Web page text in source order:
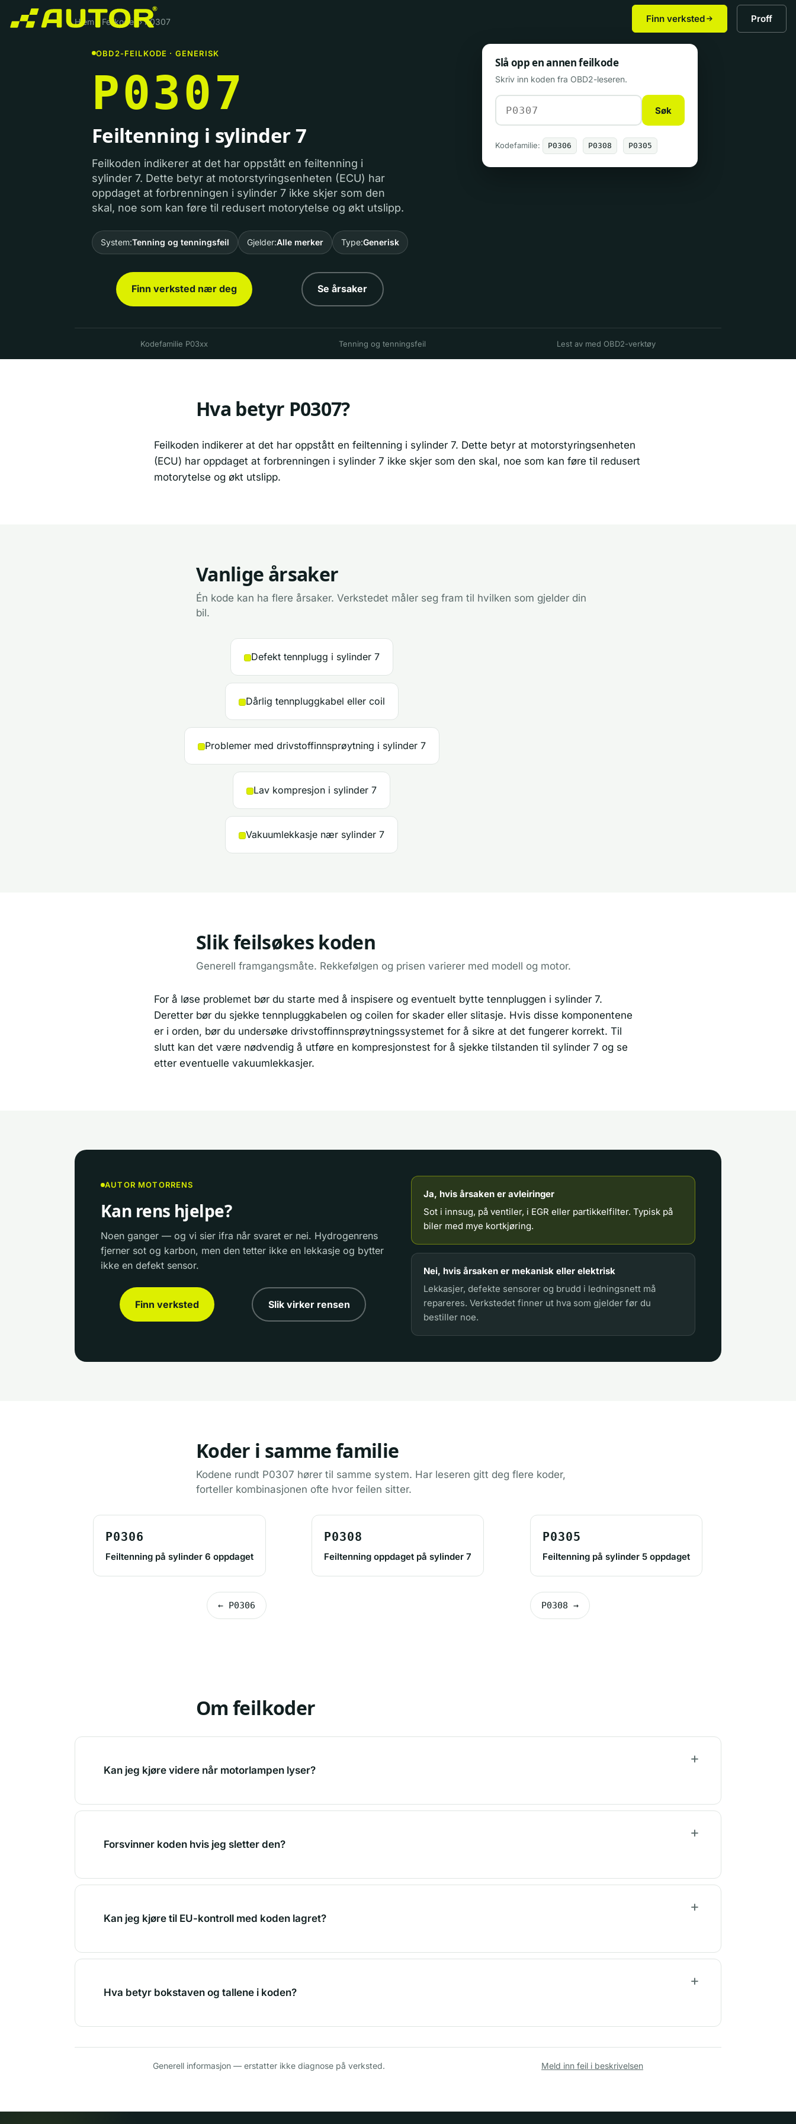
Finn verksted Proff
Hjem Feilkoder ›P0307
OBD2-FEILKODE · GENERISK
P0307
Feiltenning i sylinder 7
Feilkoden indikerer at det har oppstått en feiltenning i
sylinder 7. Dette betyr at motorstyringsenheten (ECU) har
oppdaget at forbrenningen i sylinder 7 ikke skjer som den
skal, noe som kan føre til redusert motorytelse og økt utslipp.
System:Tenning og tenningsfeil Gjelder:Alle merker Type:Generisk
Finn verksted nær deg Se årsaker
Slå opp en annen feilkode
Skriv inn koden fra OBD2-leseren.
Søk
Kodefamilie: P0306 P0308 P0305
Kodefamilie P03xx Tenning og tenningsfeil Lest av med OBD2-verktøy
Hva betyr P0307?
Feilkoden indikerer at det har oppstått en feiltenning i sylinder 7. Dette betyr at motorstyringsenheten
(ECU) har oppdaget at forbrenningen i sylinder 7 ikke skjer som den skal, noe som kan føre til redusert
motorytelse og økt utslipp.
Vanlige årsaker
Én kode kan ha flere årsaker. Verkstedet måler seg fram til hvilken som gjelder din
bil.
Defekt tennplugg i sylinder 7
Dårlig tennpluggkabel eller coil
Problemer med drivstoffinnsprøytning i sylinder 7
Lav kompresjon i sylinder 7
Vakuumlekkasje nær sylinder 7
Slik feilsøkes koden
Generell framgangsmåte. Rekkefølgen og prisen varierer med modell og motor.
For å løse problemet bør du starte med å inspisere og eventuelt bytte tennpluggen i sylinder 7.
Deretter bør du sjekke tennpluggkabelen og coilen for skader eller slitasje. Hvis disse komponentene
er i orden, bør du undersøke drivstoffinnsprøytningssystemet for å sikre at det fungerer korrekt. Til
slutt kan det være nødvendig å utføre en kompresjonstest for å sjekke tilstanden til sylinder 7 og se
etter eventuelle vakuumlekkasjer.
AUTOR MOTORRENS
Kan rens hjelpe?
Noen ganger — og vi sier ifra når svaret er nei. Hydrogenrens
fjerner sot og karbon, men den tetter ikke en lekkasje og bytter
ikke en defekt sensor.
Finn verksted Slik virker rensen
Ja, hvis årsaken er avleiringer
Sot i innsug, på ventiler, i EGR eller partikkelfilter. Typisk på
biler med mye kortkjøring.
Nei, hvis årsaken er mekanisk eller elektrisk
Lekkasjer, defekte sensorer og brudd i ledningsnett må
repareres. Verkstedet finner ut hva som gjelder før du
bestiller noe.
Koder i samme familie
Kodene rundt P0307 hører til samme system. Har leseren gitt deg flere koder,
forteller kombinasjonen ofte hvor feilen sitter.
P0306
Feiltenning på sylinder 6 oppdaget
P0308
Feiltenning oppdaget på sylinder 7
P0305
Feiltenning på sylinder 5 oppdaget
← P0306 P0308 →
Om feilkoder
Kan jeg kjøre videre når motorlampen lyser?
Forsvinner koden hvis jeg sletter den?
Kan jeg kjøre til EU-kontroll med koden lagret?
Hva betyr bokstaven og tallene i koden?
Generell informasjon — erstatter ikke diagnose på verksted. Meld inn feil i beskrivelsen